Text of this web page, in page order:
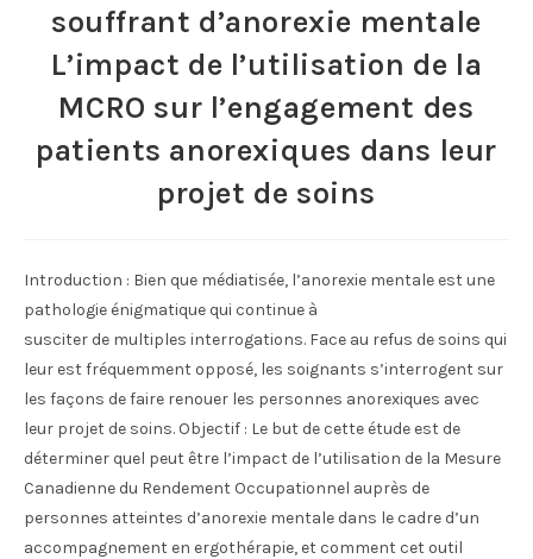
souffrant d’anorexie mentale
L’impact de l’utilisation de la
MCRO sur l’engagement des
patients anorexiques dans leur
projet de soins
Introduction : Bien que médiatisée, l’anorexie mentale est une
pathologie énigmatique qui continue à
susciter de multiples interrogations. Face au refus de soins qui
leur est fréquemment opposé, les soignants s’interrogent sur
les façons de faire renouer les personnes anorexiques avec
leur projet de soins. Objectif : Le but de cette étude est de
déterminer quel peut être l’impact de l’utilisation de la Mesure
Canadienne du Rendement Occupationnel auprès de
personnes atteintes d’anorexie mentale dans le cadre d’un
accompagnement en ergothérapie, et comment cet outil